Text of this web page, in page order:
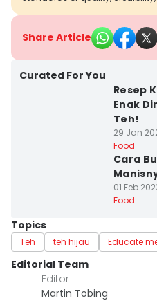
Share Article
Curated For You
Resep
Enak
Teh!
29 Jan
Food
Cara
01 Feb
Food
Topics
Teh teh hijau Educate
Editorial Team
Editor
Martin Tobing